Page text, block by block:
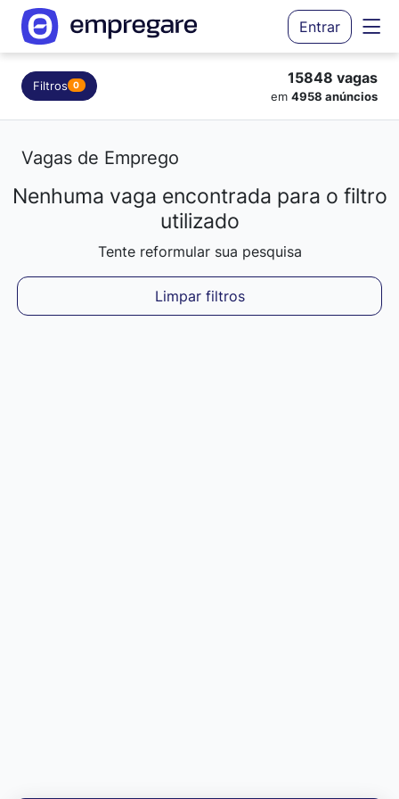
Entrar
Filtros 0 15848 vagas
em 4958 anúncios
Vagas de Emprego
Carregando resultados...
Nenhuma vaga encontrada para o filtro
utilizado
Tente reformular sua pesquisa
Limpar filtros